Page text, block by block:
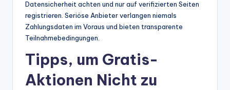
Datensicherheit achten und nur auf verifizierten Seiten
registrieren. Seriöse Anbieter verlangen niemals
Zahlungsdaten im Voraus und bieten transparente
Teilnahmebedingungen.
Tipps, um Gratis-
Aktionen Nicht zu